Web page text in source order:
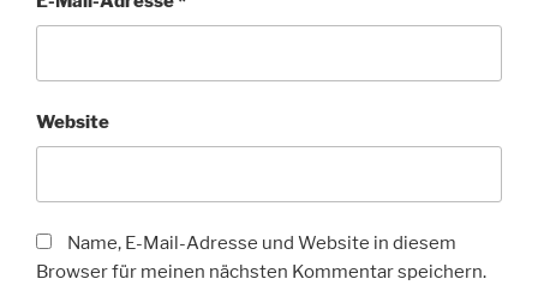
Website
Name, E-Mail-Adresse und Website in diesem
Browser für meinen nächsten Kommentar speichern.